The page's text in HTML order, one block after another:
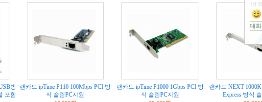
방
포함
랜카드 ipTime P110 100Mbps PCI 방
식 슬림PC지원
랜카드 ipTime P1000 1Gbps PCI 방
식 슬림PC지원
랜카드 NEXT
Express 방식
대